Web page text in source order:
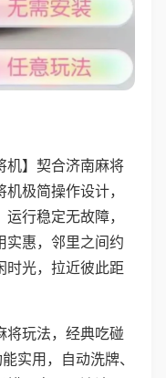
机】契合济南麻将
极简操作设计，
行稳定无故障，
实惠，邻里之间约
时光，拉近彼此距
将玩法，经典吃碰
实用，自动洗牌、